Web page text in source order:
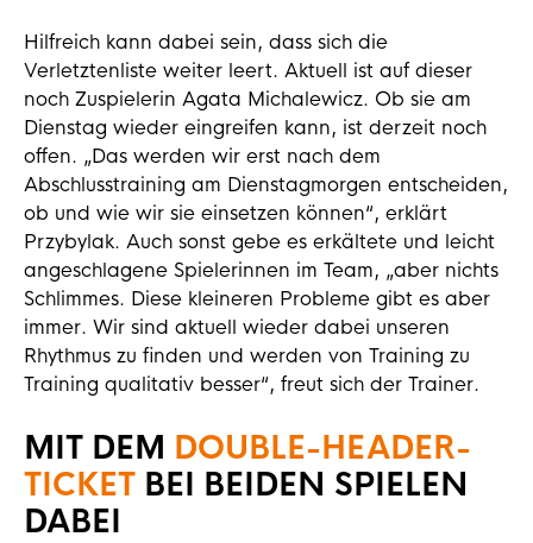
Hilfreich kann dabei sein, dass sich die
Verletztenliste weiter leert. Aktuell ist auf dieser
noch Zuspielerin Agata Michalewicz. Ob sie am
Dienstag wieder eingreifen kann, ist derzeit noch
offen. „Das werden wir erst nach dem
Abschlusstraining am Dienstagmorgen entscheiden,
ob und wie wir sie einsetzen können“, erklärt
Przybylak. Auch sonst gebe es erkältete und leicht
angeschlagene Spielerinnen im Team, „aber nichts
Schlimmes. Diese kleineren Probleme gibt es aber
immer. Wir sind aktuell wieder dabei unseren
Rhythmus zu finden und werden von Training zu
Training qualitativ besser“, freut sich der Trainer.
MIT DEM DOUBLE-HEADER-
TICKET BEI BEIDEN SPIELEN
DABEI